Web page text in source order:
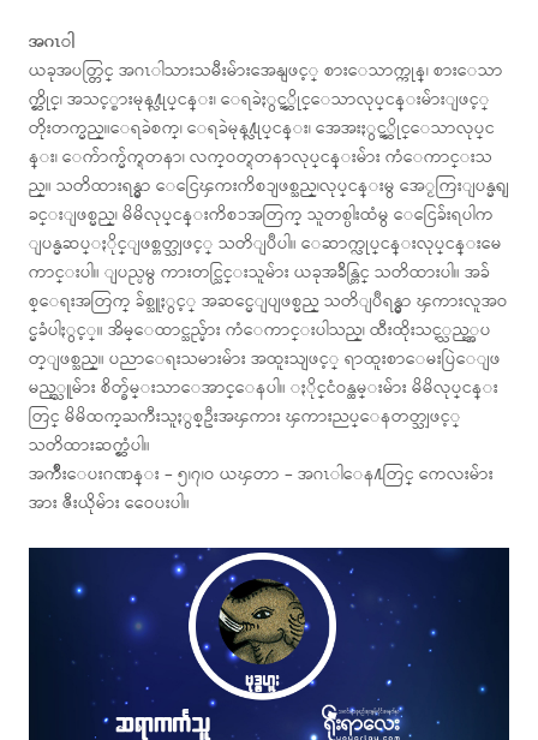
အဂၤါ
ယခုအပတ္တြင္ အဂၤါသားသမီးမ်ားအေနျဖင့္ စားေသာက္ကုန္၊ စားေသာ
က္ဆိုင္၊ အသင့္စားမုန႔္လုပ္ငန္း၊ ေရခဲႏွင့္ဆိုင္ေသာလုပ္ငန္းမ်ားျဖင့္
တိုးတက္မည္။ေရခဲစက္၊ ေရခဲမုန႔္လုပ္ငန္း၊ အေအးႏွင့္ဆိုင္ေသာလုပ္င
န္း၊ ေက်ာက္မ်က္ရတနာ၊ လက္ဝတ္ရတနာလုပ္ငန္းမ်ား ကံေကာင္းသ
ည္။ သတိထားရန္မွာ ေငြေၾကးကိစၥျဖစ္သည္၊လုပ္ငန္းမွ အေႂကြးျပန္မရျ
ခင္းျဖစ္မည္၊ မိမိလုပ္ငန္းကိစၥအတြက္ သူတစ္ပါးထံမွ ေငြေခ်းရပါက
ျပန္မဆပ္ႏိုင္ျဖစ္တတ္သျဖင့္ သတိျပဳပါ။ ေဆာက္လုပ္ငန္းလုပ္ငန္းမေ
ကာင္းပါ။ ျပည္ပမွ ကားတင္သြင္းသူမ်ား ယခုအခ်ိန္တြင္ သတိထားပါ။ အခ်
စ္ေရးအတြက္ ခ်စ္သူႏွင့္ အဆင္မေျပျဖစ္မည္ သတိျပဳရန္မွာ ၾကားလူအဝ
င္မခံပါႏွင့္။ အိမ္ေထာင္သည္မ်ား ကံေကာင္းပါသည္၊ ထီးထိုးသင့္သည့္အပ
တ္ျဖစ္သည္။ ပညာေရးသမားမ်ား အထူးသျဖင့္ ရာထူးစာေမးပြဲေျဖ
မည့္သူမ်ား စိတ္ခ်မ္းသာေအာင္ေနပါ။ ႏိုင္ငံဝန္ထမ္းမ်ား မိမိလုပ္ငန္း
တြင္ မိမိထက္ႀကီးသူႏွစ္ဦးအၾကား ၾကားညပ္ေနတတ္သျဖင့္
သတိထားဆက္ဆံပါ။
အက်ိဳးေပးဂဏန္း – ၅၊၇၊ဝ ယၾတာ – အဂၤါေန႔တြင္ ကေလးမ်ား
အား ဇီးယိုမ်ား ေဝေပးပါ။